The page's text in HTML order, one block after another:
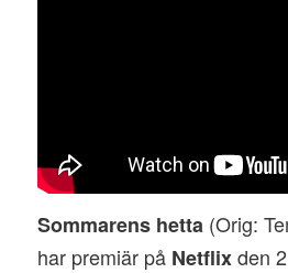
Sommarens hetta (Orig:
har premiär på Netflixden